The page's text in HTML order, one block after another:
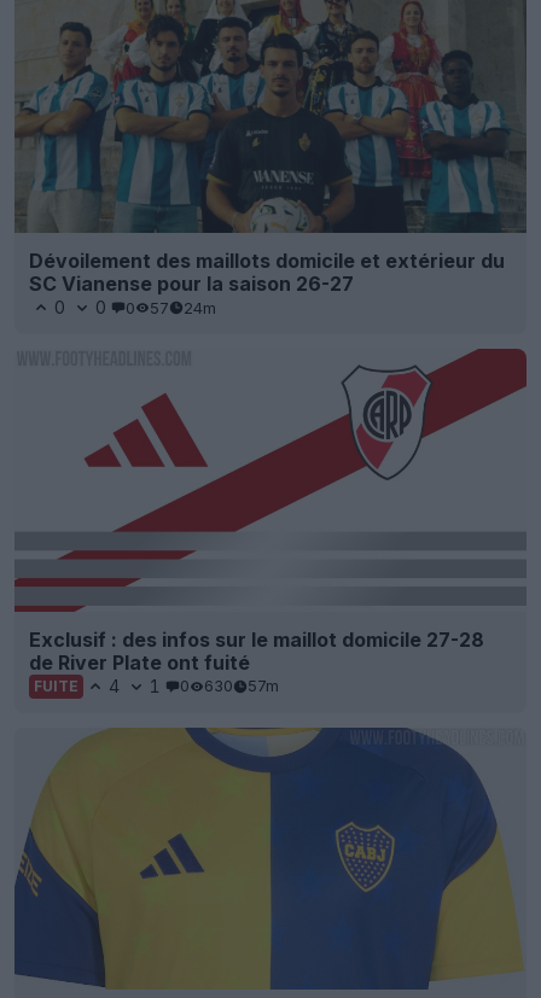
Dévoilement des maillots domicile et extérieur du
SC Vianense pour la saison 26-27
0 0 0 57 24m
Exclusif : des infos sur le maillot domicile 27-28
de River Plate ont fuité
FUITE 4 1 0 630 57m